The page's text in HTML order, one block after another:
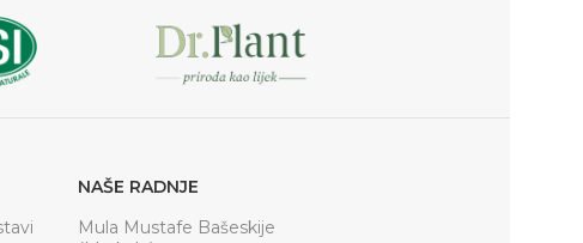
NAŠE RADNJE
Mula Mustafe Bašeskije